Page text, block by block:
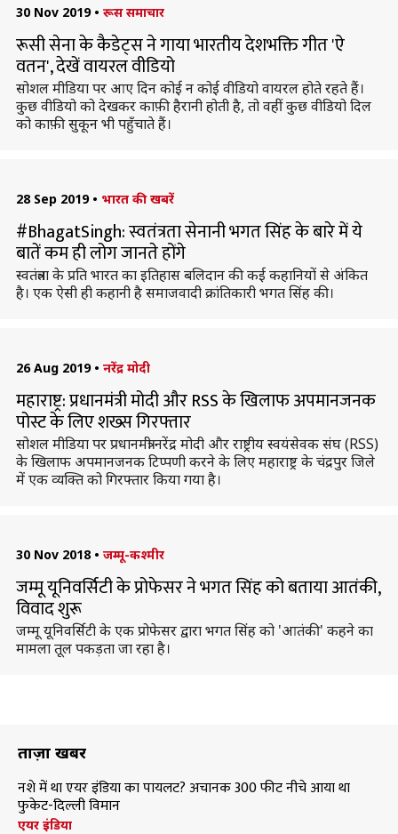
30 Nov 2019 • रूस समाचार
रूसी सेना के कैडेट्स ने गाया भारतीय देशभक्ति गीत 'ऐ
वतन', देखें वायरल वीडियो
सोशल मीडिया पर आए दिन कोई न कोई वीडियो वायरल होते रहते हैं।
कुछ वीडियो को देखकर काफ़ी हैरानी होती है, तो वहीं कुछ वीडियो दिल
को काफ़ी सुकून भी पहुँचाते हैं।
28 Sep 2019 • भारत की खबरें
#BhagatSingh: स्वतंत्रता सेनानी भगत सिंह के बारे में ये
बातें कम ही लोग जानते होंगे
स्वतंत्रता के प्रति भारत का इतिहास बलिदान की कई कहानियों से अंकित
है। एक ऐसी ही कहानी है समाजवादी क्रांतिकारी भगत सिंह की।
26 Aug 2019 • नरेंद्र मोदी
महाराष्ट्र: प्रधानमंत्री मोदी और RSS के खिलाफ अपमानजनक
पोस्ट के लिए शख्स गिरफ्तार
सोशल मीडिया पर प्रधानमंत्री नरेंद्र मोदी और राष्ट्रीय स्वयंसेवक संघ (RSS)
के खिलाफ अपमानजनक टिप्पणी करने के लिए महाराष्ट्र के चंद्रपुर जिले
में एक व्यक्ति को गिरफ्तार किया गया है।
30 Nov 2018 • जम्मू-कश्मीर
जम्मू यूनिवर्सिटी के प्रोफेसर ने भगत सिंह को बताया आतंकी,
विवाद शुरू
जम्मू यूनिवर्सिटी के एक प्रोफेसर द्वारा भगत सिंह को 'आतंकी' कहने का
मामला तूल पकड़ता जा रहा है।
ताज़ा खबरें
नशे में था एयर इंडिया का पायलट? अचानक 300 फीट नीचे आया था
फुकेट-दिल्ली विमान
एयर इंडिया